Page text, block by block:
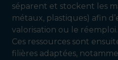
séparent et stockent les
métaux, plastiques) afin
valorisation ou le réemploi.
Ces ressources sont
filières adaptées,